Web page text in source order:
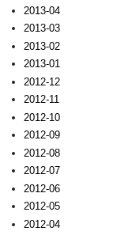
2013-04
2013-03
2013-02
2013-01
2012-12
2012-11
2012-10
2012-09
2012-08
2012-07
2012-06
2012-05
2012-04